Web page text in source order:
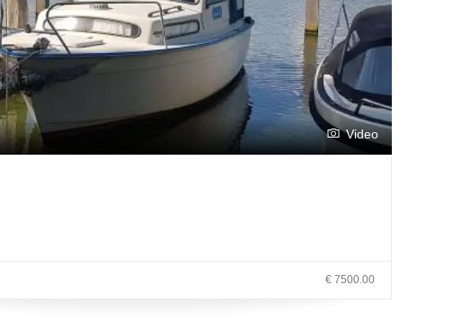
Video
€ 7500.00